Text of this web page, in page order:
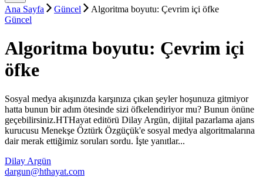
Ana Sayfa Güncel
Algoritma boyutu: Çevrim içi öfke
Güncel
Algoritma boyutu: Çevrim içi
öfke
Sosyal medya akışınızda karşınıza çıkan şeyler hoşunuza gitmiyor
hatta bunun bir adım ötesinde sizi öfkelendiriyor mu? Bunun önüne
geçebilirsiniz.HTHayat editörü Dilay Argün, dijital pazarlama ajans
kurucusu Menekşe Öztürk Özgüçük'e sosyal medya algoritmalarına
dair merak ettiğimiz soruları sordu. İşte yanıtlar...
Dilay Argün
dargun@hthayat.com